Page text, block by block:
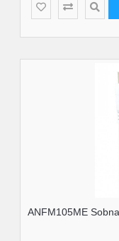
ANFM105ME